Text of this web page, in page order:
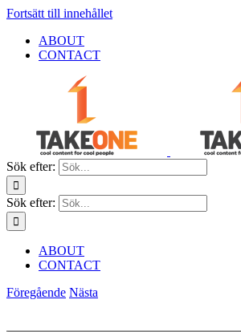
Fortsätt till innehållet
ABOUT
CONTACT
Sök efter:
Sök efter:
ABOUT
CONTACT
Föregående Nästa